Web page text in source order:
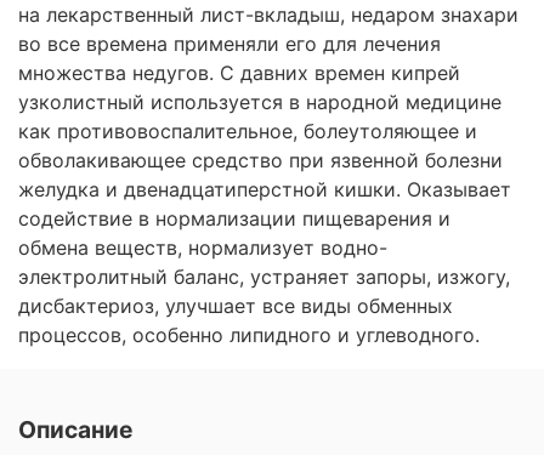
на лекарственный лист-вкладыш, недаром знахари
во все времена применяли его для лечения
множества недугов. С давних времен кипрей
узколистный используется в народной медицине
как противовоспалительное, болеутоляющее и
обволакивающее средство при язвенной болезни
желудка и двенадцатиперстной кишки. Оказывает
содействие в нормализации пищеварения и
обмена веществ, нормализует водно-
электролитный баланс, устраняет запоры, изжогу,
дисбактериоз, улучшает все виды обменных
процессов, особенно липидного и углеводного.
Описание